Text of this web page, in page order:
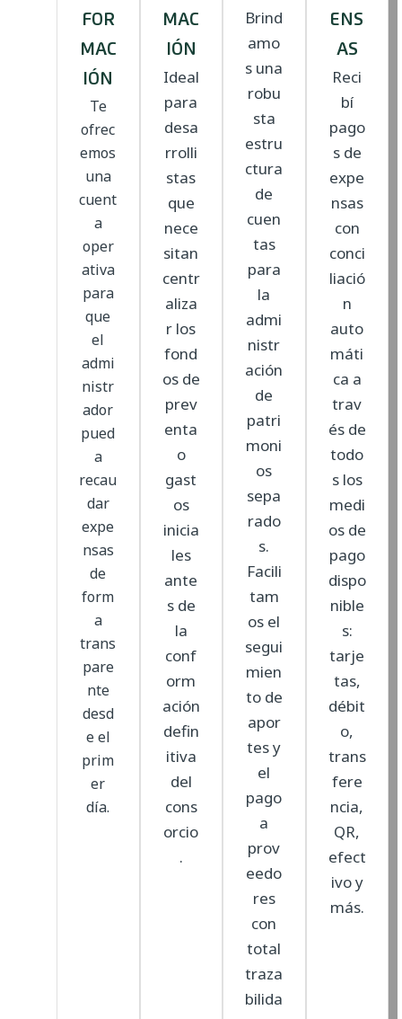
FOR
MAC
IÓN
Te
ofrec
emos
una
cuent
a
oper
ativa
para
que
el
admi
nistr
ador
pued
a
recau
dar
expe
nsas
de
form
a
trans
pare
nte
desd
e el
prim
er
día.
MAC
IÓN
Ideal
para
desa
rrolli
stas
que
nece
sitan
centr
aliza
r los
fond
os de
prev
enta
o
gast
os
inicia
les
ante
s de
la
conf
orm
ación
defin
itiva
del
cons
orcio
.
Brind
amo
s una
robu
sta
estru
ctura
de
cuen
tas
para
la
admi
nistr
ación
de
patri
moni
os
sepa
rado
s.
Facili
tam
os el
segui
mien
to de
apor
tes y
el
pago
a
prov
eedo
res
con
total
traza
bilida
ENS
AS
Reci
bí
pago
s de
expe
nsas
con
conci
liació
n
auto
máti
ca a
trav
és de
todo
s los
medi
os de
pago
dispo
nible
s:
tarje
tas,
débit
o,
trans
fere
ncia,
QR,
efect
ivo y
más.